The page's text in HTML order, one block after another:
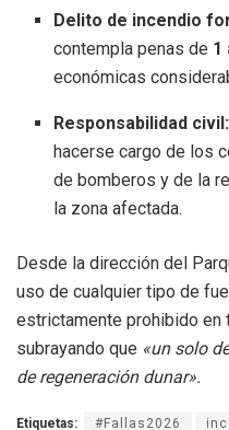
Delito de incendio
contempla penas de 1
económicas
Responsabilidad civil:
hacerse cargo de los
de bomberos y de la
la zona afectada.
Desde la dirección del
uso de cualquier tipo de
estrictamente prohibido en
subrayando que «un solo
de regeneración dunar».
Etiquetas: #Fallas2026